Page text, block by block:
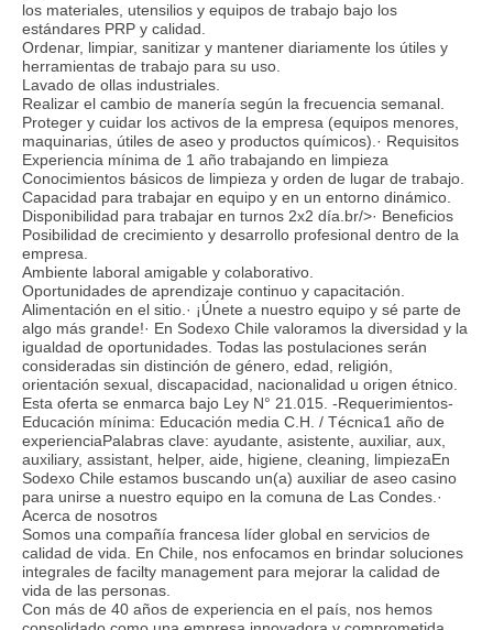
los materiales, utensilios y equipos de trabajo bajo los
estándares PRP y calidad.
Ordenar, limpiar, sanitizar y mantener diariamente los útiles y
herramientas de trabajo para su uso.
Lavado de ollas industriales.
Realizar el cambio de manería según la frecuencia semanal.
Proteger y cuidar los activos de la empresa (equipos menores,
maquinarias, útiles de aseo y productos químicos).· Requisitos
Experiencia mínima de 1 año trabajando en limpieza
Conocimientos básicos de limpieza y orden de lugar de trabajo.
Capacidad para trabajar en equipo y en un entorno dinámico.
Disponibilidad para trabajar en turnos 2x2 día.br/>· Beneficios
Posibilidad de crecimiento y desarrollo profesional dentro de la
empresa.
Ambiente laboral amigable y colaborativo.
Oportunidades de aprendizaje continuo y capacitación.
Alimentación en el sitio.· ¡Únete a nuestro equipo y sé parte de
algo más grande!· En Sodexo Chile valoramos la diversidad y la
igualdad de oportunidades. Todas las postulaciones serán
consideradas sin distinción de género, edad, religión,
orientación sexual, discapacidad, nacionalidad u origen étnico.
Esta oferta se enmarca bajo Ley N° 21.015. -Requerimientos-
Educación mínima: Educación media C.H. / Técnica1 año de
experienciaPalabras clave: ayudante, asistente, auxiliar, aux,
auxiliary, assistant, helper, aide, higiene, cleaning, limpiezaEn
Sodexo Chile estamos buscando un(a) auxiliar de aseo casino
para unirse a nuestro equipo en la comuna de Las Condes.·
Acerca de nosotros
Somos una compañía francesa líder global en servicios de
calidad de vida. En Chile, nos enfocamos en brindar soluciones
integrales de facilty management para mejorar la calidad de
vida de las personas.
Con más de 40 años de experiencia en el país, nos hemos